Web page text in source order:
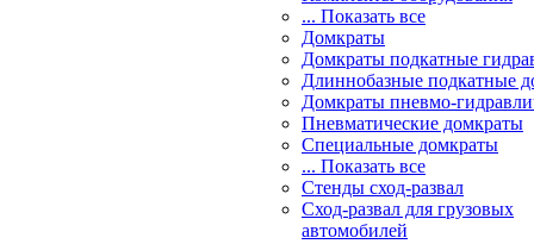
... Показать все
Домкраты
Домкраты подкатные
Длиннобазные подкатные
Домкраты пневмо-
Пневматические домкраты
Специальные домкраты
... Показать все
Стенды сход-развал
Сход-развал для грузовых
автомобилей